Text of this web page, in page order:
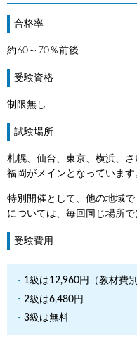
合格率
約60～70％前後
受験資格
制限無し
試験場所
札幌、仙台、東京、横浜、
福岡がメインとなっています
特別開催として、他の地域
については、毎回同じ場所で
受験費用
1級は12,960円（教材費
2級は6,480円
3級は無料